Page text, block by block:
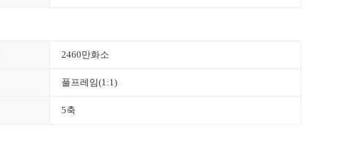
2460만화소
풀프레임(1:1)
5축